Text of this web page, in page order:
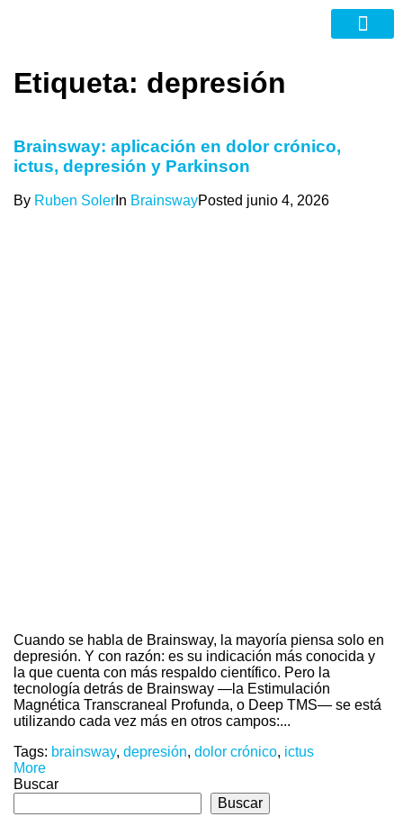
Etiqueta: depresión
Brainsway: aplicación en dolor crónico,
ictus, depresión y Parkinson
By Ruben Soler In BrainswayPosted junio 4, 2026
Cuando se habla de Brainsway, la mayoría piensa solo en
depresión. Y con razón: es su indicación más conocida y
la que cuenta con más respaldo científico. Pero la
tecnología detrás de Brainsway —la Estimulación
Magnética Transcraneal Profunda, o Deep TMS— se está
utilizando cada vez más en otros campos:...
Tags: brainsway, depresión, dolor crónico, ictus
More
Buscar
Buscar